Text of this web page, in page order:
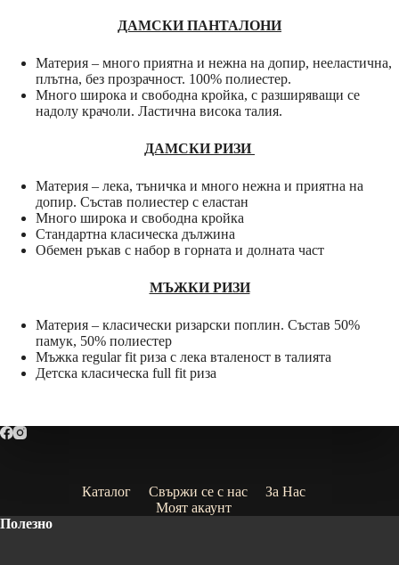
ДАМСКИ ПАНТАЛОНИ
Материя – много приятна и нежна на допир, нееластична,
плътна, без прозрачност. 100% полиестер.
Много широка и свободна кройка, с разширяващи се
надолу крачоли. Ластична висока талия.
ДАМСКИ РИЗИ
Материя – лека, тъничка и много нежна и приятна на
допир. Състав полиестер с еластан
Много широка и свободна кройка
Стандартна класическа дължина
Обемен ръкав с набор в горната и долната част
МЪЖКИ РИЗИ
Материя – класически ризарски поплин. Състав 50%
памук, 50% полиестер
Мъжка regular fit риза с лека вталеност в талията
Детска класическа full fit риза
Каталог Свържи се с нас
За Нас
Моят акаунт
Полезно